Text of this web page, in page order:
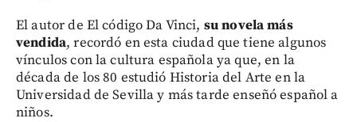
El autor de El código Da Vinci, su novela más
vendida, recordó en esta ciudad que tiene algunos
vínculos con la cultura española ya que, en la
década de los 80 estudió Historia del Arte en la
Universidad de Sevilla y más tarde enseñó español a
niños.